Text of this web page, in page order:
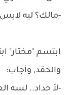
-مالك؟ ليه
ابتسم "مختار"
والحقد, وأجاب:
-لأ حداد.. لسه